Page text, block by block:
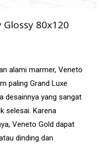
80x120
alami marmer, Veneto
paling Grand Luxe
desainnya yang sangat
selesai. Karena
Veneto Gold dapat
dinding dan